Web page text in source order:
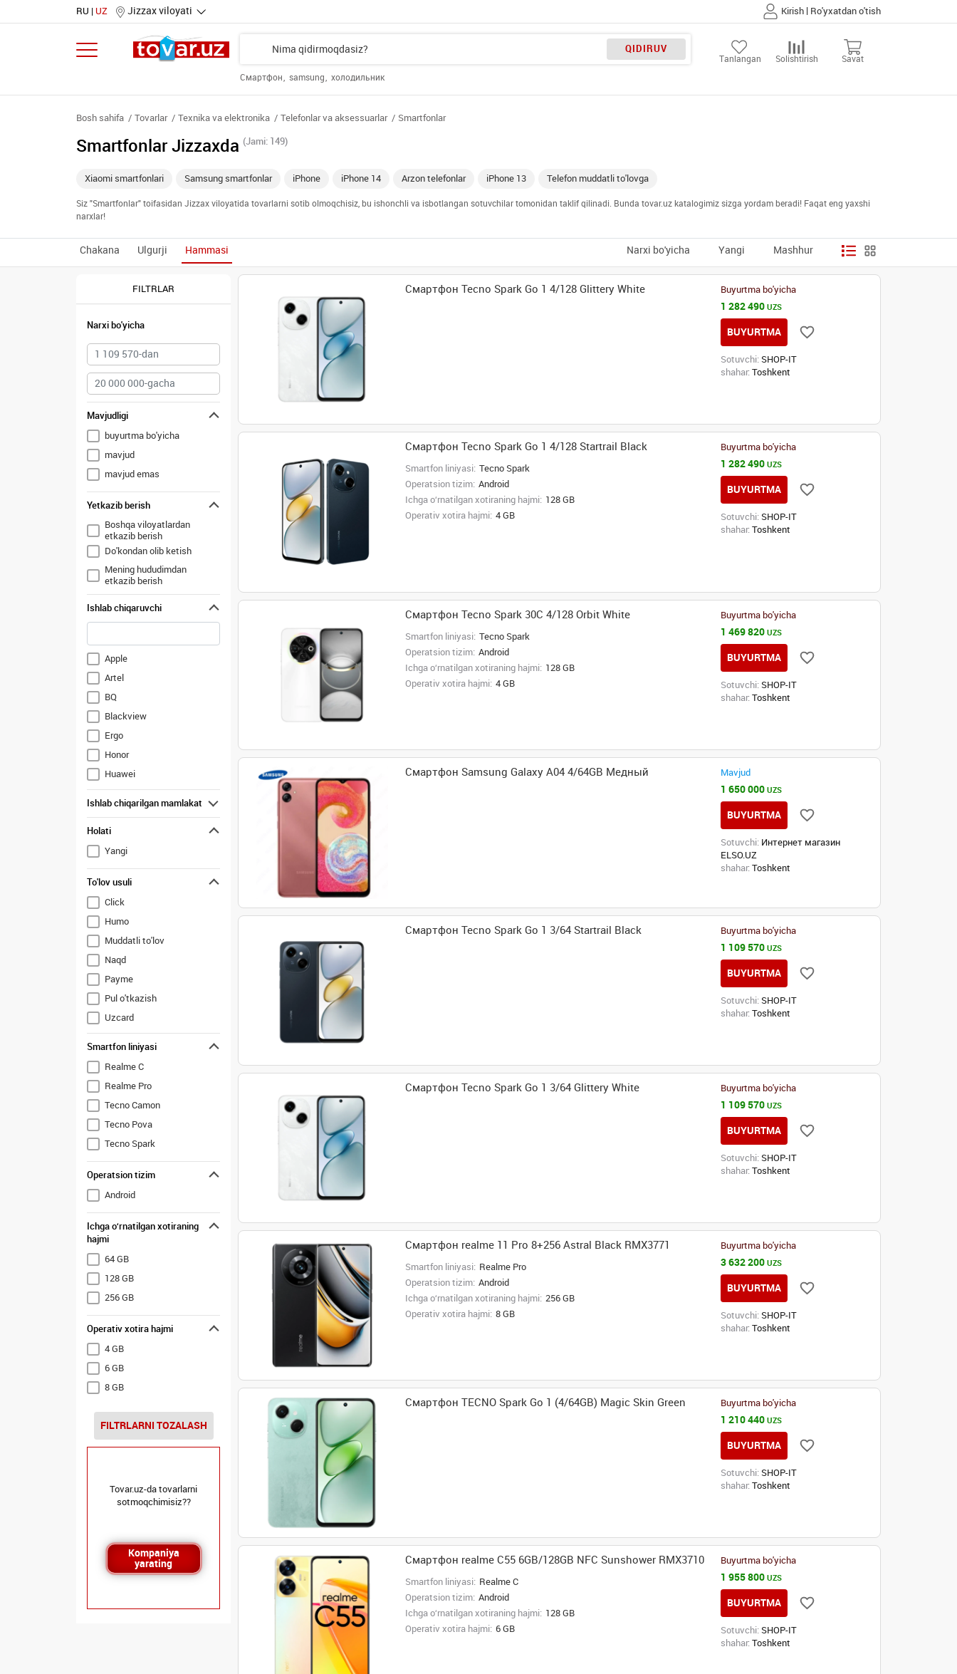
RU UZ Jizzax viloyati Kirish | Ro'yxatdan o'tish
QIDIRUV
Смартфон samsung холодильник
Tanlangan Solishtirish Savat
Bosh sahifa Tovarlar Texnika va elektronika Telefonlar va aksessuarlar Smartfonlar
Smartfonlar Jizzaxda (Jami: 149)
Xiaomi smartfonlari Samsung smartfonlar iPhone iPhone 14 Arzon telefonlar iPhone 13 Telefon muddatli to'lovga
Siz "Smartfonlar" toifasidan Jizzax viloyatida tovarlarni sotib olmoqchisiz, bu ishonchli va isbotlangan sotuvchilar tomonidan taklif qilinadi. Bunda tovar.uz katalogimiz sizga yordam beradi! Faqat eng yaxshi
narxlar!
Chakana Ulgurji Hammasi Narxi bo'yicha Yangi Mashhur
FILTRLAR
Narxi bo'yicha
Mavjudligi
buyurtma bo'yicha
mavjud
mavjud emas
Yetkazib berish
Boshqa viloyatlardan
etkazib berish
Do'kondan olib ketish
Mening hududimdan
etkazib berish
Ishlab chiqaruvchi
Apple
Artel
BQ
Blackview
Ergo
Honor
Huawei
Infinix
Itel
Nokia
OPPO
Realme
Samsung
TCL
Tecno
Vivo
Xiaomi
ZTE
Ishlab chiqarilgan mamlakat
Holati
Yangi
To'lov usuli
Click
Humo
Muddatli to'lov
Naqd
Payme
Pul o'tkazish
Uzcard
Smartfon liniyasi
Realme C
Realme Pro
Tecno Camon
Tecno Pova
Tecno Spark
Operatsion tizim
Android
Ichga o‘rnatilgan xotiraning
hajmi
64 GB
128 GB
256 GB
Operativ xotira hajmi
4 GB
6 GB
8 GB
FILTRLARNI TOZALASH
Tovar.uz-da tovarlarni
sotmoqchimisiz??
Kompaniya
yarating
Смартфон Tecno Spark Go 1 4/128 Glittery White Buyurtma bo'yicha
1 282 490UZS
BUYURTMA
Sotuvchi: SHOP-IT
shahar: Toshkent
Смартфон Tecno Spark Go 1 4/128 Startrail Black
Smartfon liniyasi: Tecno Spark
Operatsion tizim: Android
Ichga o‘rnatilgan xotiraning hajmi: 128 GB
Operativ xotira hajmi: 4 GB
Buyurtma bo'yicha
1 282 490UZS
BUYURTMA
Sotuvchi: SHOP-IT
shahar: Toshkent
Смартфон Tecno Spark 30C 4/128 Orbit White
Smartfon liniyasi: Tecno Spark
Operatsion tizim: Android
Ichga o‘rnatilgan xotiraning hajmi: 128 GB
Operativ xotira hajmi: 4 GB
Buyurtma bo'yicha
1 469 820UZS
BUYURTMA
Sotuvchi: SHOP-IT
shahar: Toshkent
Смартфон Samsung Galaxy A04 4/64GB Медный Mavjud
1 650 000UZS
BUYURTMA
Sotuvchi: Интернет магазин
ELSO.UZ
shahar: Toshkent
Смартфон Tecno Spark Go 1 3/64 Startrail Black Buyurtma bo'yicha
1 109 570UZS
BUYURTMA
Sotuvchi: SHOP-IT
shahar: Toshkent
Смартфон Tecno Spark Go 1 3/64 Glittery White Buyurtma bo'yicha
1 109 570UZS
BUYURTMA
Sotuvchi: SHOP-IT
shahar: Toshkent
Смартфон realme 11 Pro 8+256 Astral Black RMX3771
Smartfon liniyasi: Realme Pro
Operatsion tizim: Android
Ichga o‘rnatilgan xotiraning hajmi: 256 GB
Operativ xotira hajmi: 8 GB
Buyurtma bo'yicha
3 632 200UZS
BUYURTMA
Sotuvchi: SHOP-IT
shahar: Toshkent
Смартфон TECNO Spark Go 1 (4/64GB) Magic Skin Green Buyurtma bo'yicha
1 210 440UZS
BUYURTMA
Sotuvchi: SHOP-IT
shahar: Toshkent
Смартфон realme C55 6GB/128GB NFC Sunshower RMX3710
Smartfon liniyasi: Realme C
Operatsion tizim: Android
Ichga o‘rnatilgan xotiraning hajmi: 128 GB
Operativ xotira hajmi: 6 GB
Buyurtma bo'yicha
1 955 800UZS
BUYURTMA
Sotuvchi: SHOP-IT
shahar: Toshkent